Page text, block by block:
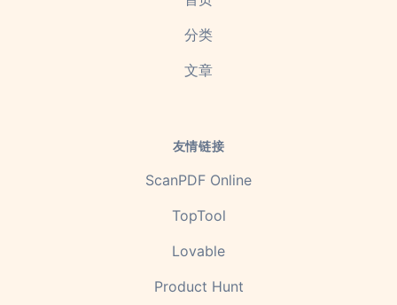
分类
文章
友情链接
ScanPDF Online
TopTool
Lovable
Product Hunt